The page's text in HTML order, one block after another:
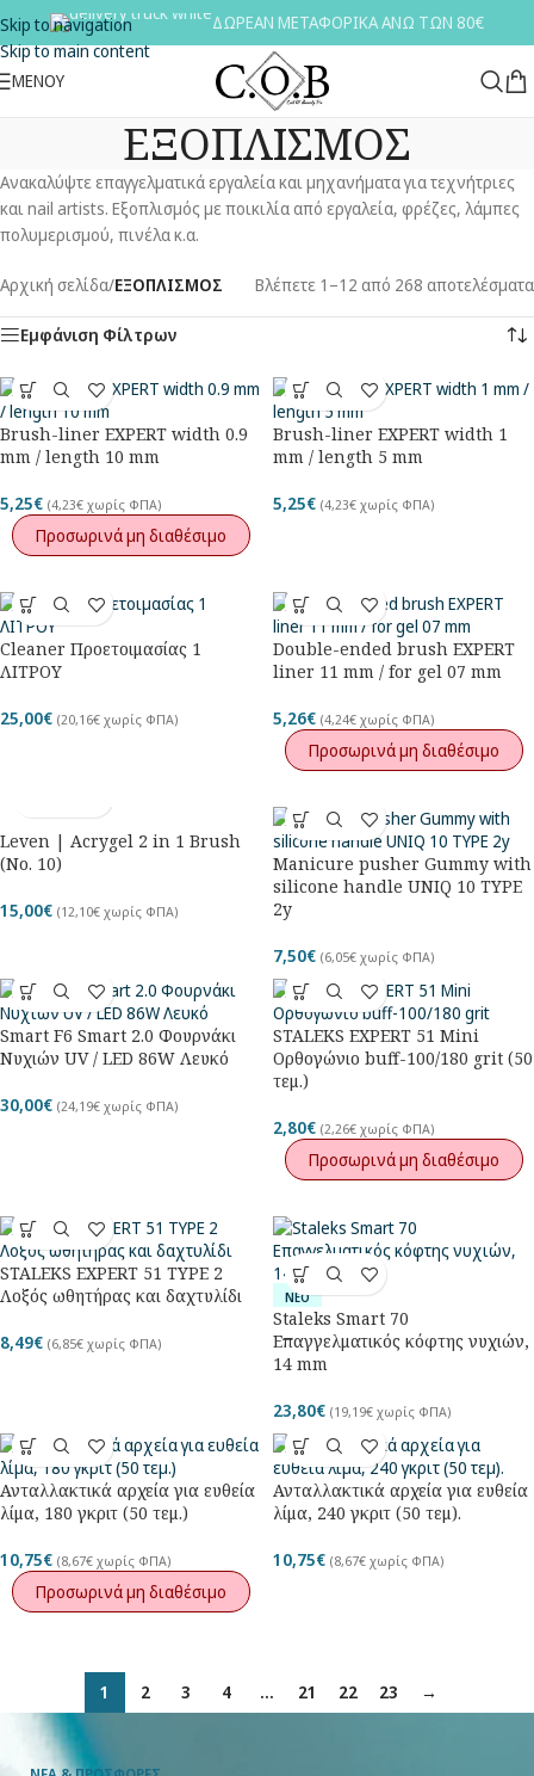
Skip to navigation
Skip to main content
ΔΩΡΕΑΝ ΜΕΤΑΦΟΡΙΚΑ ΑΝΩ ΤΩΝ 80€
ΜΕΝΟΥ
ΕΞΟΠΛΙΣΜΟΣ
Ανακαλύψτε επαγγελματικά εργαλεία και μηχανήματα για τεχνήτριες
και nail artists. Εξοπλισμός με ποικιλία από εργαλεία, φρέζες, λάμπες
πολυμερισμού, πινέλα κ.α.
Αρχική σελίδα/ΕΞΟΠΛΙΣΜΟΣ Βλέπετε 1–12 από 268 αποτελέσματα
Εμφάνιση Φίλτρων
Brush-liner EXPERT width 0.9
mm / length 10 mm
5,25€ (4,23€ χωρίς ΦΠΑ)
Προσωρινά μη διαθέσιμο
Brush-liner EXPERT width 1
mm / length 5 mm
5,25€ (4,23€ χωρίς ΦΠΑ)
Cleaner Προετοιμασίας 1
ΛΙΤΡΟΥ
25,00€ (20,16€ χωρίς ΦΠΑ)
Double-ended brush EXPERT
liner 11 mm / for gel 07 mm
5,26€ (4,24€ χωρίς ΦΠΑ)
Προσωρινά μη διαθέσιμο
Leven | Acrygel 2 in 1 Brush
(No. 10)
15,00€ (12,10€ χωρίς ΦΠΑ)
Manicure pusher Gummy with
silicone handle UNIQ 10 TYPE
2y
7,50€ (6,05€ χωρίς ΦΠΑ)
Smart F6 Smart 2.0 Φουρνάκι
Νυχιών UV / LED 86W Λευκό
30,00€ (24,19€ χωρίς ΦΠΑ)
STALEKS EXPERT 51 Mini
Ορθογώνιο buff-100/180 grit (50
τεμ.)
2,80€ (2,26€ χωρίς ΦΠΑ)
Προσωρινά μη διαθέσιμο
STALEKS EXPERT 51 TYPE 2
Λοξός ωθητήρας και δαχτυλίδι
8,49€ (6,85€ χωρίς ΦΠΑ)
ΝΕΟ
Staleks Smart 70
Επαγγελματικός κόφτης νυχιών,
14 mm
23,80€ (19,19€ χωρίς ΦΠΑ)
Ανταλλακτικά αρχεία για ευθεία
λίμα, 180 γκριτ (50 τεμ.)
10,75€ (8,67€ χωρίς ΦΠΑ)
Προσωρινά μη διαθέσιμο
Ανταλλακτικά αρχεία για ευθεία
λίμα, 240 γκριτ (50 τεμ).
10,75€ (8,67€ χωρίς ΦΠΑ)
1 2 3 4 … 21 22 23 →